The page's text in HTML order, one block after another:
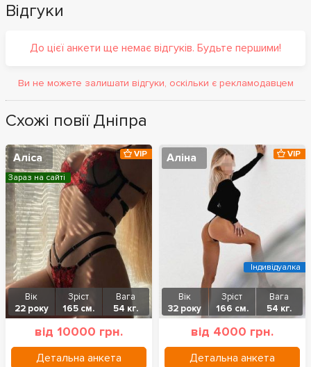
Відгуки
До цієї анкети ще немає відгуків. Будьте першими!
Ви не можете залишати відгуки, оскільки є рекламодавцем
Схожі повії Дніпра
Аліса
Вік
22 року
Зріст
165 см.
Вага
54 кг.
від 10000 грн.
Детальна анкета
VIP
Зараз на сайті
Аліна
Вік
32 року
Зріст
166 см.
Вага
54 кг.
від 4000 грн.
Детальна анкета
VIP
Індивідуалка